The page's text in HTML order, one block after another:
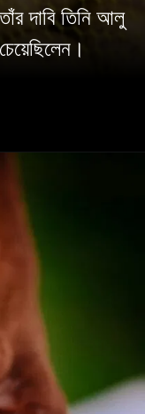
দাবি তিনি আলু